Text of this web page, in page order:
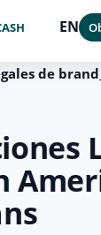
EN
de